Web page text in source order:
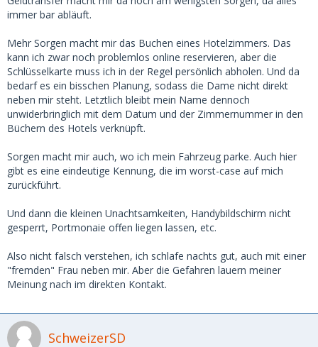
immer bar abläuft.
Mehr Sorgen macht mir das Buchen eines Hotelzimmers. Das
kann ich zwar noch problemlos online reservieren, aber die
Schlüsselkarte muss ich in der Regel persönlich abholen. Und da
bedarf es ein bisschen Planung, sodass die Dame nicht direkt
neben mir steht. Letztlich bleibt mein Name dennoch
unwiderbringlich mit dem Datum und der Zimmernummer in den
Büchern des Hotels verknüpft.
Sorgen macht mir auch, wo ich mein Fahrzeug parke. Auch hier
gibt es eine eindeutige Kennung, die im worst-case auf mich
zurückführt.
Und dann die kleinen Unachtsamkeiten, Handybildschirm nicht
gesperrt, Portmonaie offen liegen lassen, etc.
Also nicht falsch verstehen, ich schlafe nachts gut, auch mit einer
"fremden" Frau neben mir. Aber die Gefahren lauern meiner
Meinung nach im direkten Kontakt.
SchweizerSD